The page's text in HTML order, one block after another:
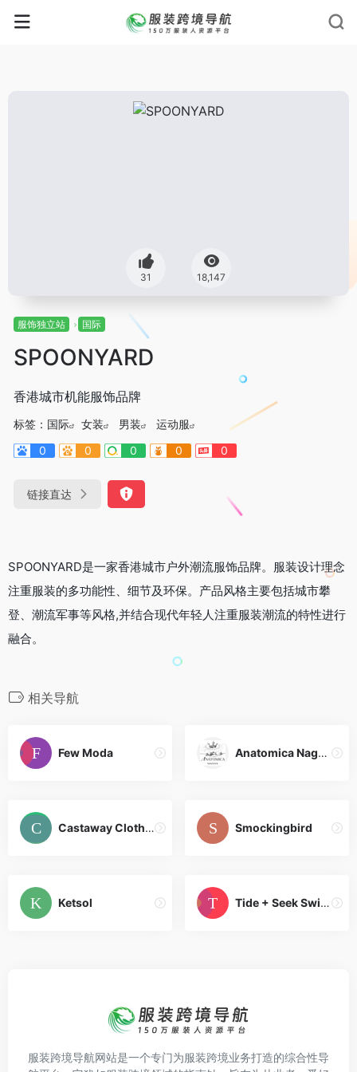
31 18,147
服饰独立站 国际
SPOONYARD
香港城市机能服饰品牌
标签： 国际 女装 男装
运动服
0
0 0 0 0
链接直达
SPOONYARD是一家香港城市户外潮流服饰品牌。服装设计理念
注重服装的多功能性、细节及环保。产品风格主要包括城市攀
登、潮流军事等风格,并结合现代年轻人注重服装潮流的特性进行
融合。
相关导航
Few Moda Anatomica Nagoya
Castaway Clothing Smockingbird
Ketsol Tide + Seek Swimwear
服装跨境导航网站是一个专门为服装跨境业务打造的综合性导